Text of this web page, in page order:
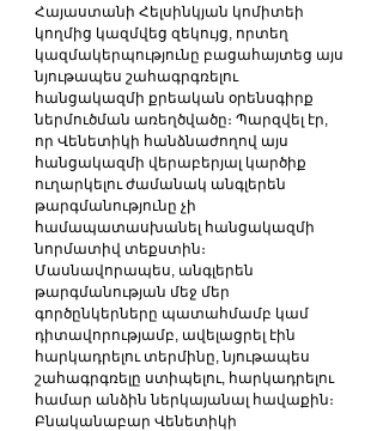
Հայաստանի Հելսինկյան կոմիտեի
կողմից կազմվեց զեկույց, որտեղ
կազմակերպությունը բացահայտեց այս
նյութապես շահագրգռելու
հանցակազմի քրեական օրենսգիրք
ներմուծման առեղծվածը։ Պարզվել էր,
որ Վենետիկի հանձնաժողով այս
հանցակազմի վերաբերյալ կարծիք
ուղարկելու ժամանակ անգլերեն
թարգմանությունը չի
համապատասխանել հանցակազմի
նորմատիվ տեքստին։
Մասնավորապես, անգլերեն
թարգմանության մեջ մեր
գործընկերները պատահմամբ կամ
դիտավորությամբ, ավելացրել էին
հարկադրելու տերմինը, նյութապես
շահագրգռելը ստիպելու, հարկադրելու
համար անձին ներկայանալ հավաքին։
Բնականաբար Վենետիկի